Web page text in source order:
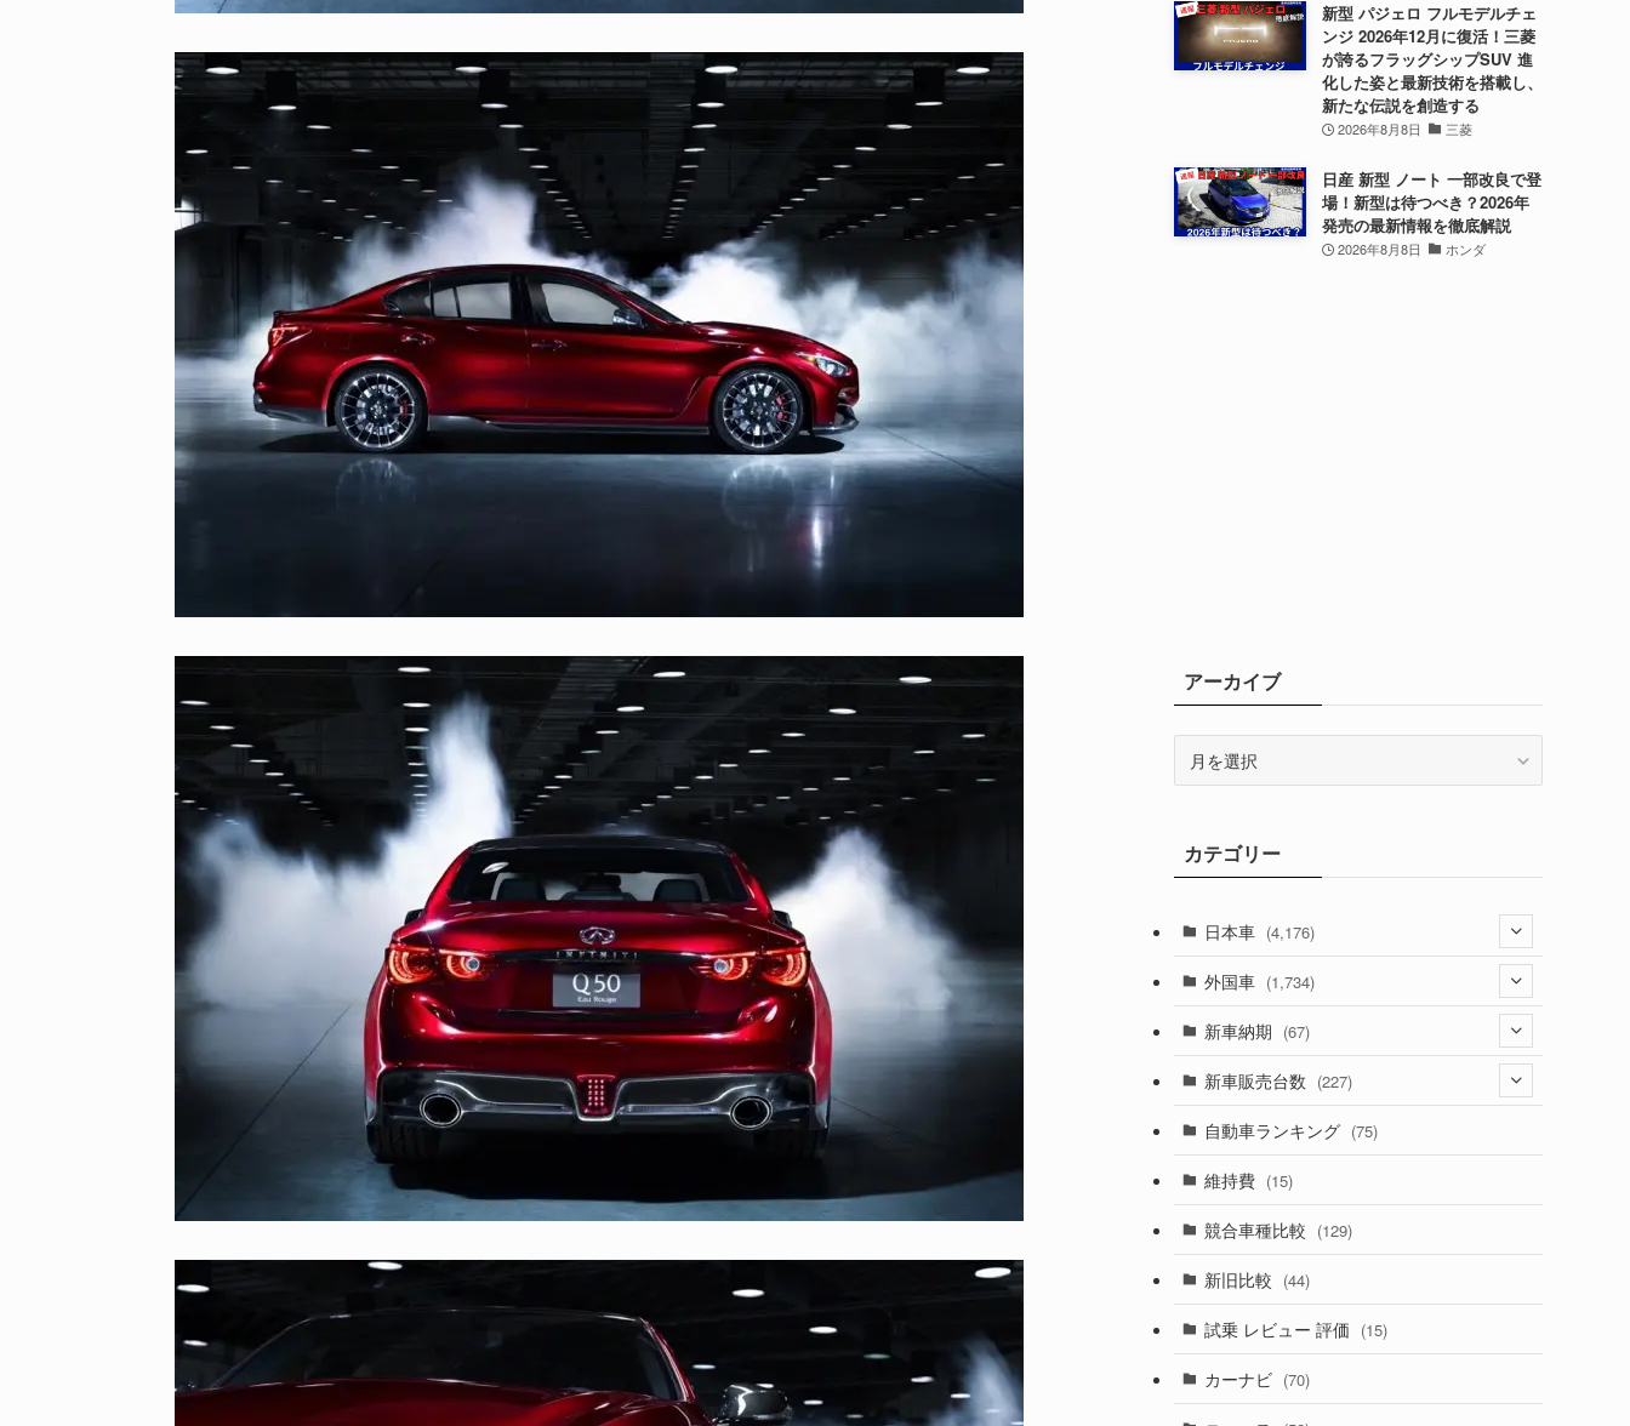
新型 パジェロ フルモデルチェ
ンジ 2026年12月に復活！三菱
が誇るフラッグシップSUV 進
化した姿と最新技術を搭載し、
新たな伝説を創造する
2026年8月8日 三菱
日産 新型 ノート 一部改良で登
場！新型は待つべき？2026年
発売の最新情報を徹底解説
2026年8月8日 ホンダ
アーカイブ
ブカテゴリー
日本車 (4,176)
(1,322)
(330)
(526)
(357)
(328)
(194)
(230)
(253)
外国車 (1,734)
(188)
(242)
(85)
(84)
(14)
(222)
(50)
(58)
新車納期 (67)
(28)
(8)
(3)
(3)
(5)
(1)
新車販売台数 (227)
(21)
(5)
(7)
(5)
自動車ランキング (75)
維持費 (15)
競合車種比較 (129)
新旧比較 (44)
試乗 レビュー 評価 (15)
カーナビ (70)